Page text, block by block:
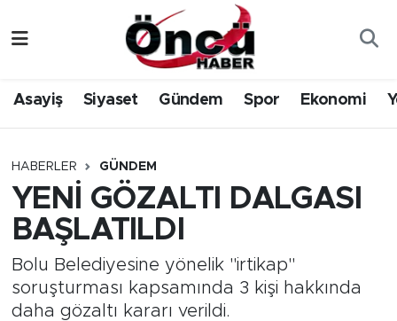
Asayiş Siyaset Gündem Spor Ekonomi
HABERLER GÜNDEM
YENİ GÖZALTI DALGASI
BAŞLATILDI
Bolu Belediyesine yönelik "irtikap"
soruşturması kapsamında 3 kişi hakkında
daha gözaltı kararı verildi.
Gündem
Sağlık & Çevre
Spor
Siyaset
Yerel Haber
Düzce Nöbetçi Eczaneler
Düzce Hava Durumu
Düzce Namaz Vakitleri
Düzce Trafik Yoğunluk Haritası
Süper Lig Puan Durumu ve Fikstür
Tüm Manşetler